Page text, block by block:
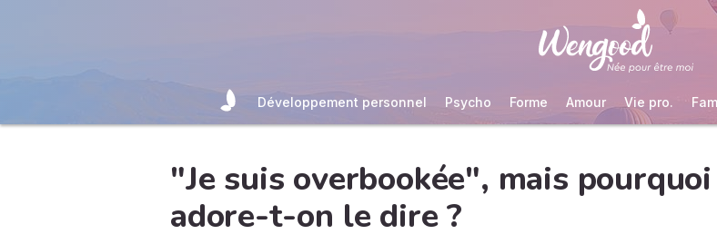
Développement personnel Psycho Forme Amour Vie pro.
"Je suis overbookée", mais pourquoi
adore-t-on le dire ?